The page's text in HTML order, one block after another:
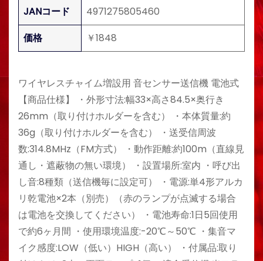
JANコード
4971275805460
価格
￥1848
ワイヤレスチャイム増設用 音センサー送信機 電池式
【商品仕様】 ・外形寸法:幅33×高さ84.5×奥行き
26mm（取り付けホルダーを含む） ・本体質量:約
36g（取り付けホルダーを含む） ・送受信周波
数:314.8MHz（FM方式） ・動作距離:約100m（直線見
通し・遮蔽物の無い環境） ・設置場所:室内 ・呼び出
し音:8種類（送信機毎に設定可） ・電源:単4形アルカ
リ乾電池×2本（別売）（赤のランプが点滅する場合
は電池を交換してください） ・電池寿命:1日5回使用
で約6ヶ月間 ・使用環境温度:-20℃～50℃ ・集音マ
イク感度:LOW（低い）HIGH（高い） ・付属品:取り